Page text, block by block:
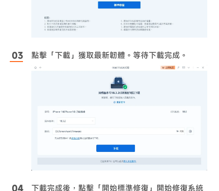
點擊「下載」獲取最新韌體。等待下載完成。
下載完成後，點擊「開始標準修復」開始修復系統